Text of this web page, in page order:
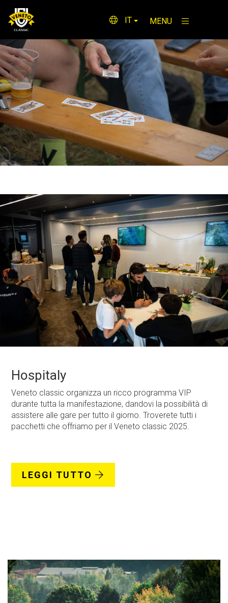
IT MENU ×
HOME
STORIA
HOSPITALY
ALTRI EVENTI
SPONSOR
FOTO & VIDEO
PERCORSO
CLASSIFICA
ALBO D'ORO
NEWS
COMUNICATI STAMPA & ACCREDITAMENTI
SQUADRE
STARTING LIST
Hospitaly
Veneto classic organizza un ricco programma VIP
durante tutta la manifestazione, dandovi la possibilità di
assistere alle gare per tutto il giorno. Troverete tutti i
pacchetti che offriamo per il Veneto classic 2025.
LEGGI TUTTO